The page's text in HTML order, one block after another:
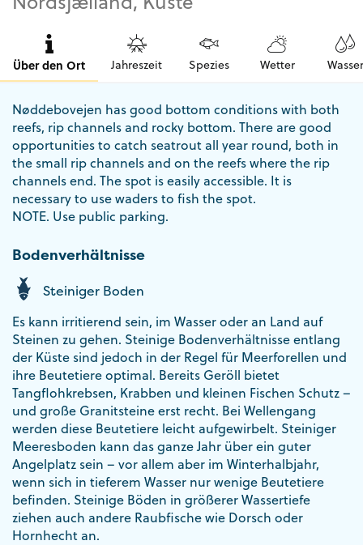
Über den Ort Jahreszeit Spezies Wetter Wasser
Nøddebovejen has good bottom conditions with both
reefs, rip channels and rocky bottom. There are good
opportunities to catch seatrout all year round, both in
the small rip channels and on the reefs where the rip
channels end. The spot is easily accessible. It is
necessary to use waders to fish the spot.
NOTE. Use public parking.
Bodenverhältnisse
Steiniger Boden
Es kann irritierend sein, im Wasser oder an Land auf
Steinen zu gehen. Steinige Bodenverhältnisse entlang
der Küste sind jedoch in der Regel für Meerforellen und
ihre Beutetiere optimal. Bereits Geröll bietet
Tangflohkrebsen, Krabben und kleinen Fischen Schutz –
und große Granitsteine erst recht. Bei Wellengang
werden diese Beutetiere leicht aufgewirbelt. Steiniger
Meeresboden kann das ganze Jahr über ein guter
Angelplatz sein – vor allem aber im Winterhalbjahr,
wenn sich in tieferem Wasser nur wenige Beutetiere
befinden. Steinige Böden in größerer Wassertiefe
ziehen auch andere Raubfische wie Dorsch oder
Hornhecht an.